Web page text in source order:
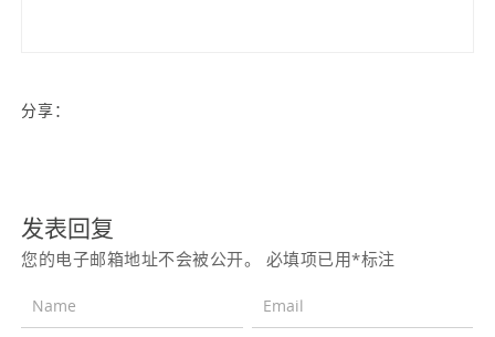
分享：
发表回复
您的电子邮箱地址不会被公开。 必填项已用*标注